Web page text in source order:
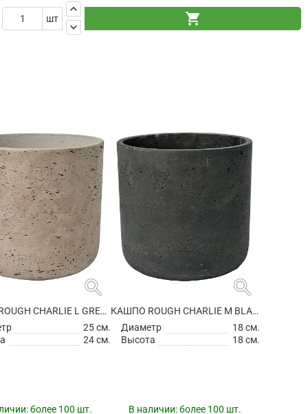
шт
keyboard_arrow_up
keyboard_arrow_down
shopping_cart
search
КАШПО ROUGH CHARLIE L GREY WASHED
25 см.
24 см.
более 100 шт.
search
КАШПО ROUGH CHARLIE M BLACK WASHED
Диаметр
18 см.
Высота
18 см.
В наличии:более 100 шт.